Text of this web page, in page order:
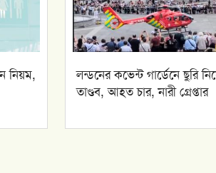
নিয়ম,
লন্ডনের কভেন্ট গার্ডেনে ছুরি
তাণ্ডব, আহত চার, নারী গ্রেপ্তার